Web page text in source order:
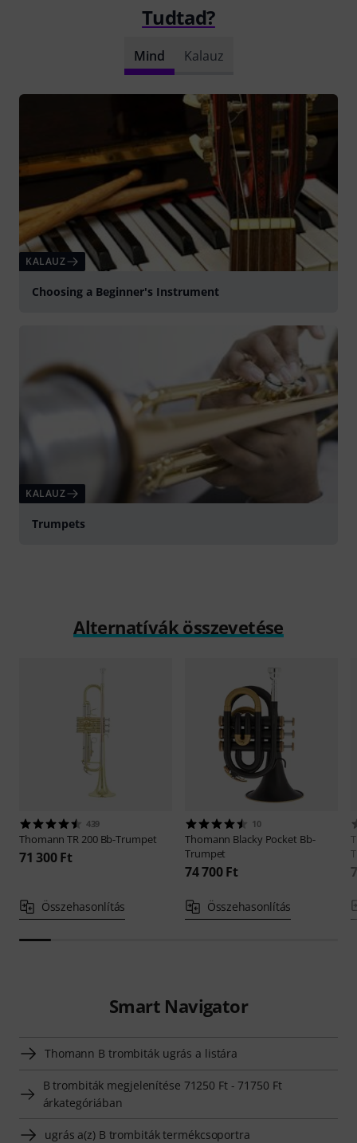
Tudtad?
Mind Kalauz
KALAUZ
Choosing a Beginner's Instrument
KALAUZ
Trumpets
Alternatívák összevetése
439
ThomannTR 200 Bb-Trumpet
71 300 Ft
Összehasonlítás
10
Thomann Blacky Pocket Bb-
Trumpet
74 700 Ft
Összehasonlítás
Smart Navigator
Thomann B trombiták ugrás a listára
B trombiták megjelenítése 71250 Ft - 71750 Ft
árkategóriában
ugrás a(z) B trombiták termékcsoportra